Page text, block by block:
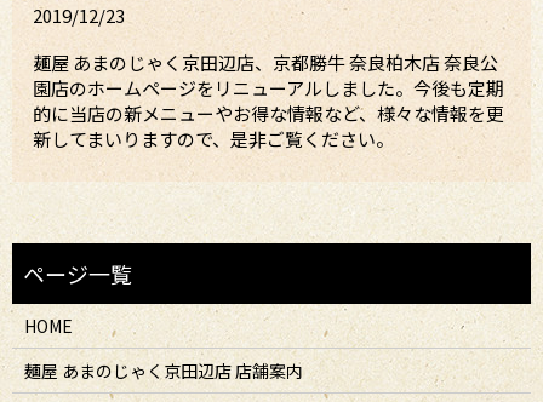
2019/12/23
麺屋 あまのじゃく京田辺店、京都勝牛 奈良柏木店 奈良公
園店のホームページをリニューアルしました。今後も定期
的に当店の新メニューやお得な情報など、様々な情報を更
新してまいりますので、是非ご覧ください。
HOME
麺屋 あまのじゃく京田辺店 店舗案内